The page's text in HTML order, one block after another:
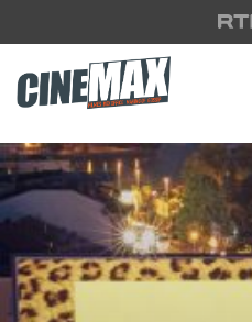
Saltar para o conteúdo